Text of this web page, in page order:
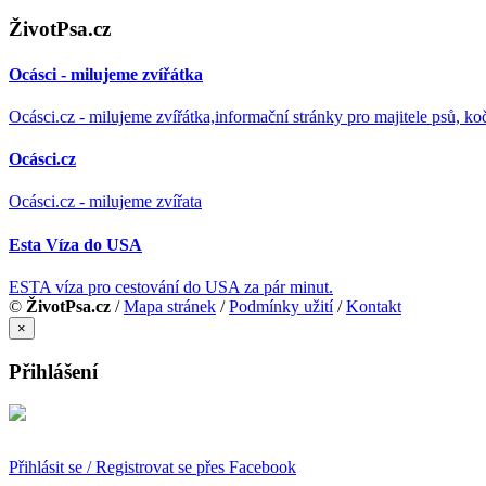
ŽivotPsa.cz
Ocásci - milujeme zvířátka
Ocásci.cz - milujeme zvířátka,informační stránky pro majitele psů,
Ocásci.cz
Ocásci.cz - milujeme zvířata
Esta Víza do USA
ESTA víza pro cestování do USA za pár minut.
© ŽivotPsa.cz /Mapa stránek /Podmínky užití/Kontakt
×
Přihlášení
Přihlásit se / Registrovat se přes Facebook